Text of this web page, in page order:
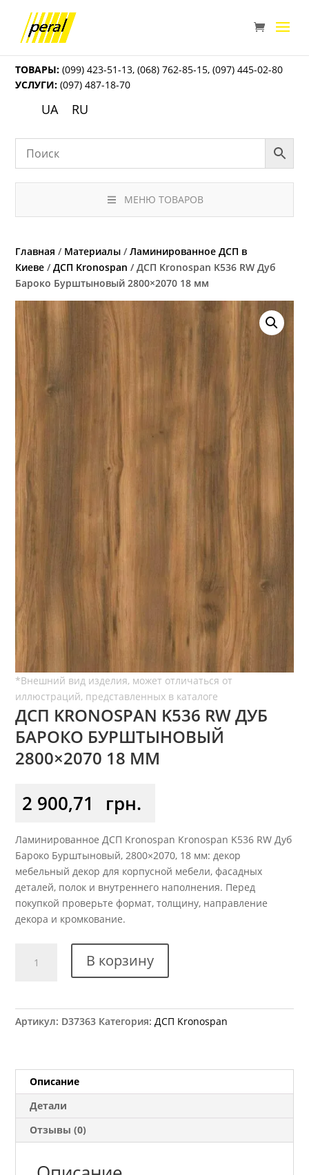
ТОВАРЫ: (099) 423-51-13,(068) 762-85-15,(097) 445-02-80
УСЛУГИ: (097) 487-18-70
UA RU
МЕНЮ ТОВАРОВ
Главная / Материалы /Ламинированное ДСП в
Киеве /ДСП Kronospan / ДСП Kronospan K536 RW Дуб
Бароко Бурштыновый 2800×2070 18 мм
ДСП KRONOSPAN K536 RW ДУБ
БАРОКО БУРШТЫНОВЫЙ
2800×2070 18 ММ
2 900,71 грн.
Ламинированное ДСП Kronospan Kronospan K536 RW Дуб
Бароко Бурштыновый, 2800×2070, 18 мм: декор
мебельный декор для корпусной мебели, фасадных
деталей, полок и внутреннего наполнения. Перед
покупкой проверьте формат, толщину, направление
декора и кромкование.
товара
RW
Бурштыновый
2800x2070
В корзину
Артикул: D37363 Категория: ДСП Kronospan
Описание
Детали
Отзывы (0)